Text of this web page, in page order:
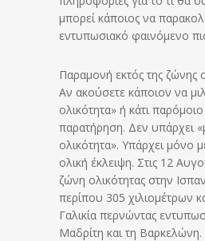
μπορεί κάποιος να
εντυπωσιακό φαινόμενο
Παραμονή εκτός της ζώνης
Αν ακούσετε κάποιον να
ολικότητα» ή κάτι
παρατήρηση. Δεν υπάρχει
ολικότητα». Υπάρχει μόνο
ολική έκλειψη. Στις 12
ζώνη ολικότητας στην
περίπου 305 χιλιομέτρων
Γαλικία περνώντας
Μαδρίτη και τη Βαρκελώνη.